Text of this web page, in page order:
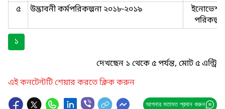
৫
উদ্ভাবনী কর্মপরিকল্পনা ২০১৮-২০১৯
১
দেখছেন ১ থেকে ৫ পর্যন্ত, মোট ৫ এন্ট্রি
এই কনটেন্টটি শেয়ার করতে ক্লিক করুন
আপনার মতামত প্রদান করুন